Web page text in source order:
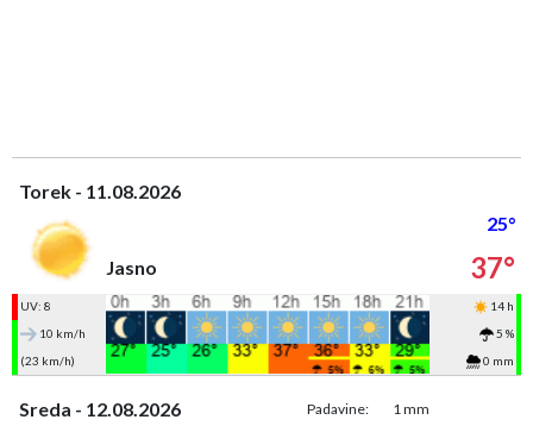
Torek - 11.08.2026
25°
Jasno
37°
UV: 8
14 h
10 km/h
5 %
(23 km/h)
0 mm
Sreda - 12.08.2026 Padavine: 1 mm